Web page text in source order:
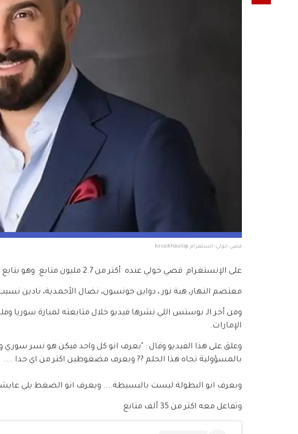
قصي خولي- انستغرام @kosaikhaulii
على الإنستغرام  قصي خولي عنده  أكتر من 2.7 مليون متابع  وهو بتابع 557 شخص من بيناتهم :
معتصم النهار، هبة نور ، دواين جونسون، نضال الأحمدية، نادين
ومن أخر الـ بوستس اللي نشرها فيديو خلال متابعته لمبارة
الإمارات.
وعلق على هذا الفيديو وقال : "بعرف انو كل واحد فيكن هو نسر سوري
بالمسؤولية تجاه هذا الحلم ?? وبعرف مضغوطين اكتر من اي حدا ....
وبعرف انو البطولة ليست بالبسيطة.... ويعرف انو الضغط يلي
وتفاعل معه اكثر من 35 ألف متابع.